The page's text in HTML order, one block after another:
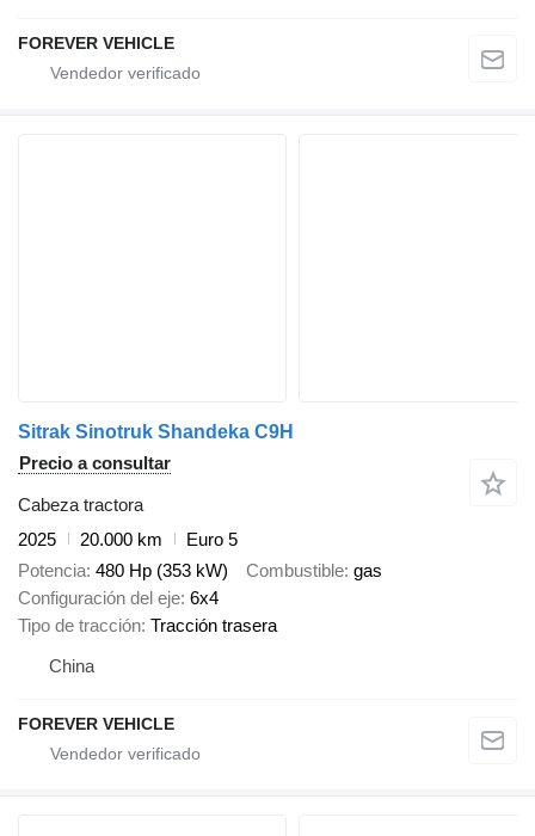
FOREVER VEHICLE
Sitrak Sinotruk Shandeka C9H
Precio a consultar
Cabeza tractora
2025
20.000 km
Euro 5
Potencia 480 Hp (353 kW) Combustible gas
Configuración del eje 6x4
Tipo de tracción Tracción trasera
China
FOREVER VEHICLE